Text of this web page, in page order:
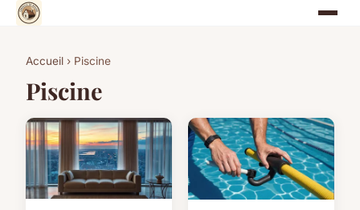
Accueil › Piscine
Piscine